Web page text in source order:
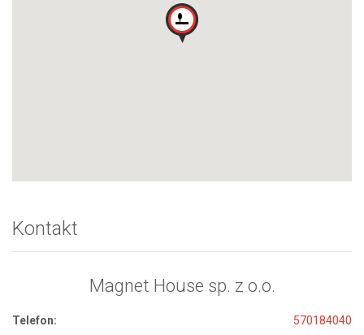
Kontakt
Magnet House sp. z o.o.
Telefon:
570184040